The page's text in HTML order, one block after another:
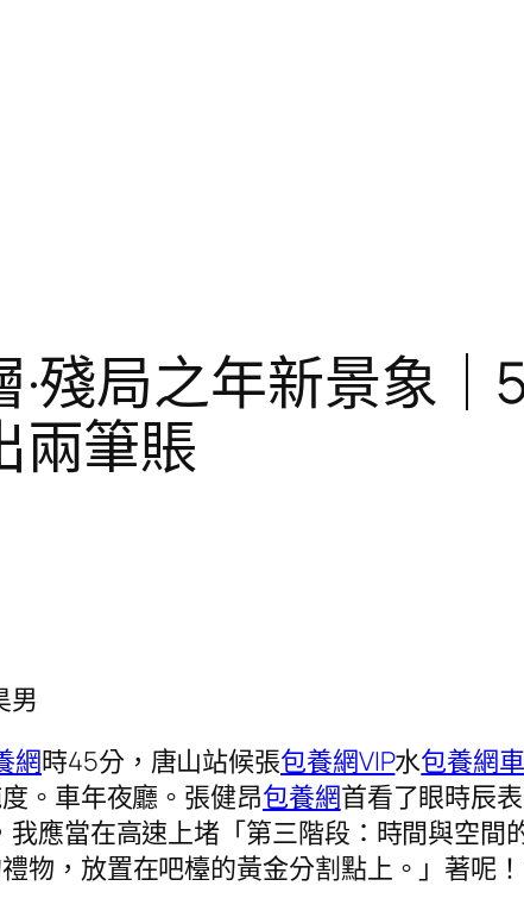
·殘局之年新景象
兩筆賬
男
網時45分，唐山站候張包養網VIP水包養網
。車年夜廳。張健昂包養網首看了眼時辰
我應當在高速上堵「第三階段：時間與空
物，放置在吧檯的黃金分割點上。」著呢！